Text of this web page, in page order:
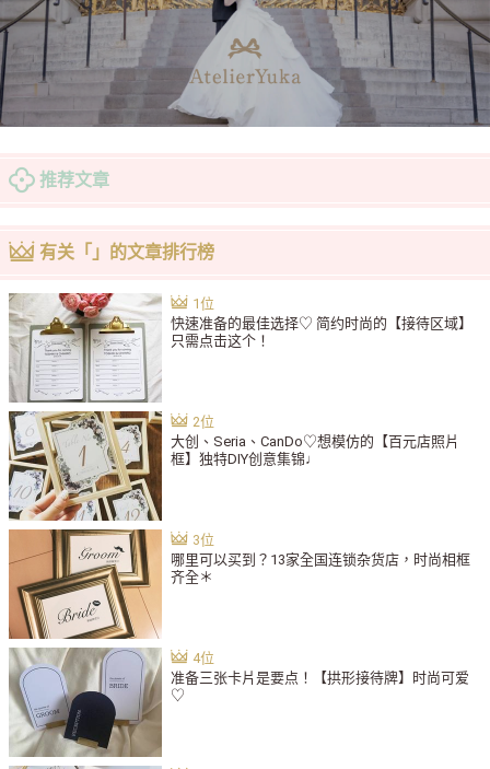
推荐文章
有关「」的文章排行榜
快速准备的最佳选择♡ 简约时尚的【接待区域】
只需点击这个！
大创、Seria、CanDo♡想模仿的【百元店照片
框】独特DIY创意集锦♩
哪里可以买到？13家全国连锁杂货店，时尚相框
齐全＊
准备三张卡片是要点！【拱形接待牌】时尚可爱
♡